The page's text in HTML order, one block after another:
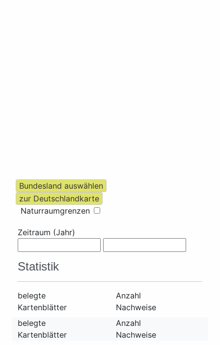
Naturraumgrenzen
Zeitraum (Jahr)
Statistik
belegte
Kartenblätter
Anzahl
Nachweise
belegte
Kartenblätter
Anzahl
Nachweise